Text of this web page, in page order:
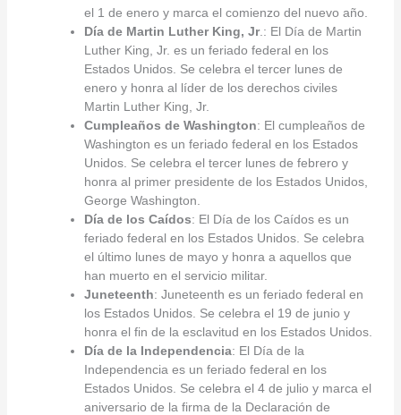
el 1 de enero y marca el comienzo del nuevo año.
Día de Martin Luther King, Jr.: El Día de Martin
Luther King, Jr. es un feriado federal en los
Estados Unidos. Se celebra el tercer lunes de
enero y honra al líder de los derechos civiles
Martin Luther King, Jr.
Cumpleaños de Washington: El cumpleaños de
Washington es un feriado federal en los Estados
Unidos. Se celebra el tercer lunes de febrero y
honra al primer presidente de los Estados Unidos,
George Washington.
Día de los Caídos: El Día de los Caídos es un
feriado federal en los Estados Unidos. Se celebra
el último lunes de mayo y honra a aquellos que
han muerto en el servicio militar.
Juneteenth: Juneteenth es un feriado federal en
los Estados Unidos. Se celebra el 19 de junio y
honra el fin de la esclavitud en los Estados Unidos.
Día de la Independencia: El Día de la
Independencia es un feriado federal en los
Estados Unidos. Se celebra el 4 de julio y marca el
aniversario de la firma de la Declaración de